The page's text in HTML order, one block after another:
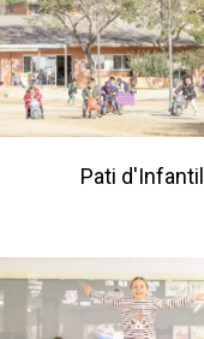
Pati d'Infantil